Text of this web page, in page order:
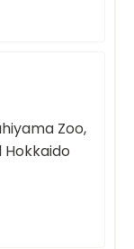
Zoo,
Hokkaido